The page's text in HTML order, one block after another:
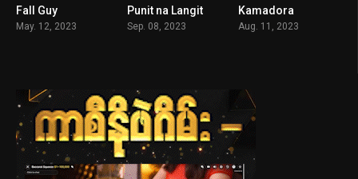
Fall Guy
May. 12, 2023
Punit na Langit
Sep. 08, 2023
Kamadora
Aug. 11, 2023